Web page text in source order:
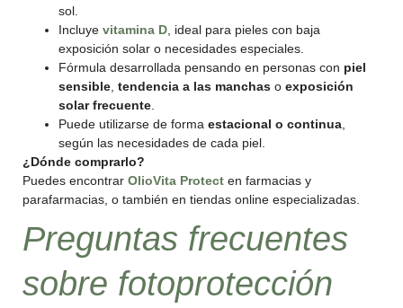
sol.
Incluye vitamina D , ideal para pieles con baja
exposición solar o necesidades especiales.
Fórmula desarrollada pensando en personas con piel
sensible tendencia a las manchas o exposición
solar frecuente
Puede utilizarse de forma estacional o continua
según las necesidades de cada piel.
¿Dónde comprarlo?
Puedes encontrar OlioVita Protect en farmacias y
parafarmacias, o también en tiendas online especializadas.
Preguntas frecuentes
sobre fotoprotección